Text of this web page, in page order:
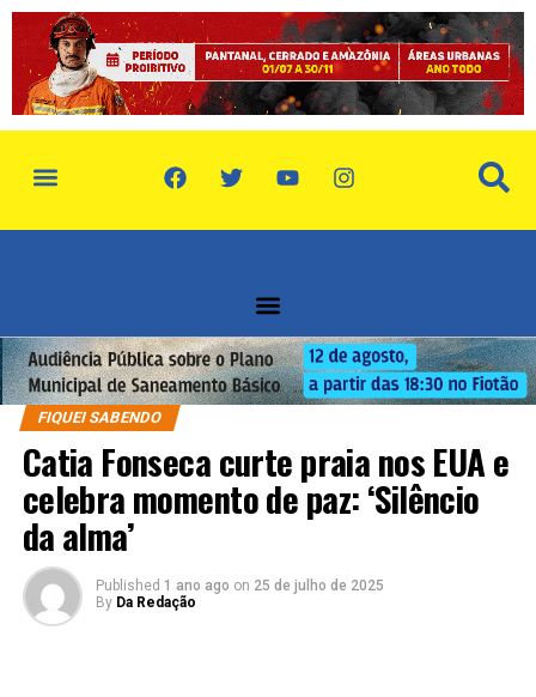
FIQUEI SABENDO
Catia Fonseca curte praia nos EUA e
celebra momento de paz: ‘Silêncio
da alma’
Published 1 ano ago on 25 de julho de 2025
By Da Redação